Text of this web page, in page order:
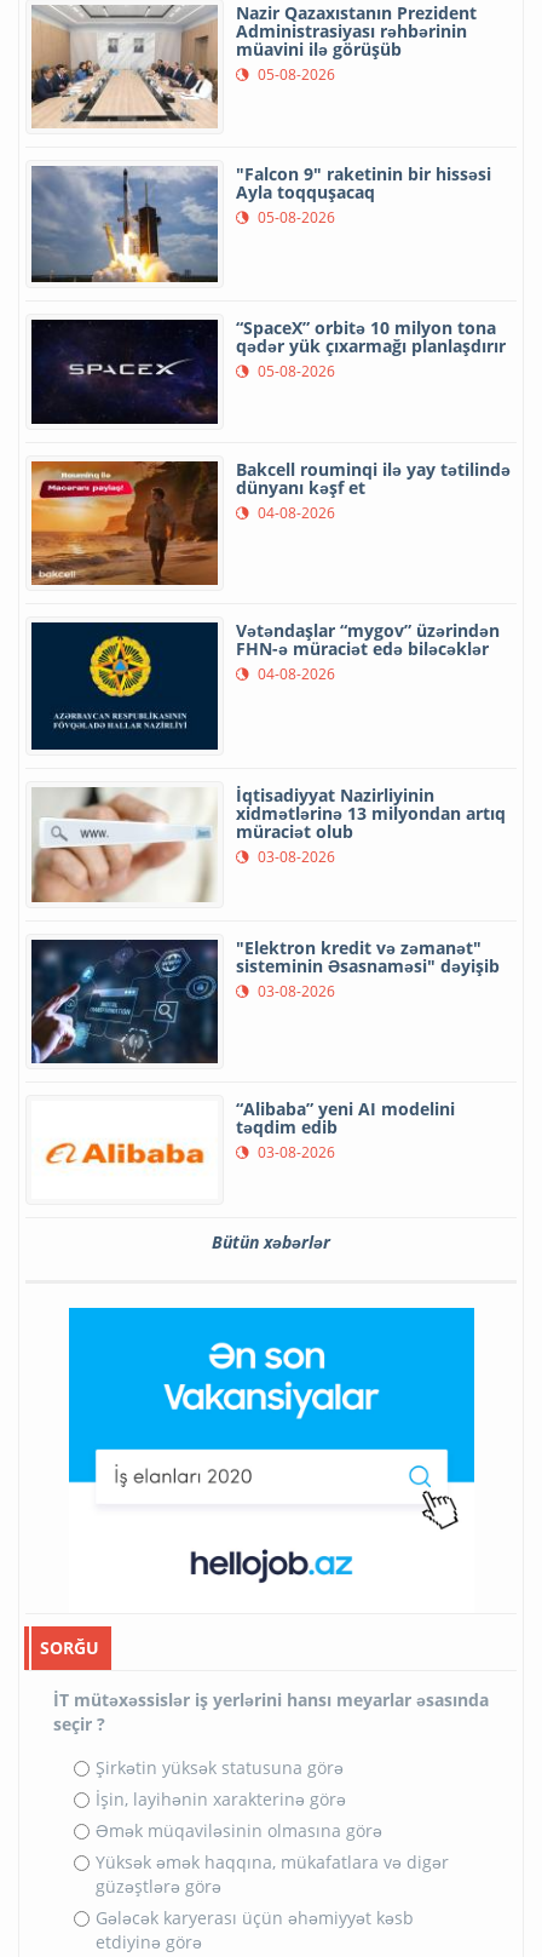
Nazir Qazaxıstanın Prezident
Administrasiyası rəhbərinin
müavini ilə görüşüb
05-08-2026
"Falcon 9" raketinin bir hissəsi
Ayla toqquşacaq
05-08-2026
“SpaceX” orbitə 10 milyon tona
qədər yük çıxarmağı planlaşdırır
05-08-2026
Bakcell rouminqi ilə yay tətilində
dünyanı kəşf et
04-08-2026
Vətəndaşlar “mygov” üzərindən
FHN-ə müraciət edə biləcəklər
04-08-2026
İqtisadiyyat Nazirliyinin
xidmətlərinə 13 milyondan artıq
müraciət olub
03-08-2026
"Elektron kredit və zəmanət"
sisteminin Əsasnaməsi" dəyişib
03-08-2026
“Alibaba” yeni AI modelini
təqdim edib
03-08-2026
Bütün xəbərlər
SORĞU
İT mütəxəssislər iş yerlərini hansı meyarlar əsasında
seçir ?
Şirkətin yüksək statusuna görə
İşin, layihənin xarakterinə görə
Əmək müqaviləsinin olmasına görə
Yüksək əmək haqqına, mükafatlara və digər
güzəştlərə görə
Gələcək karyerası üçün əhəmiyyət kəsb
etdiyinə görə